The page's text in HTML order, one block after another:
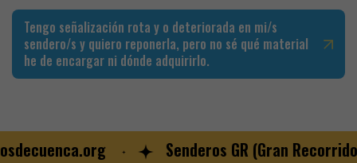
Tengo señalización rota y o deteriorada en mi/s
sendero/s y quiero reponerla, pero no sé qué material
he de encargar ni dónde adquirirlo.
Senderos GR (Gran Recorrido)